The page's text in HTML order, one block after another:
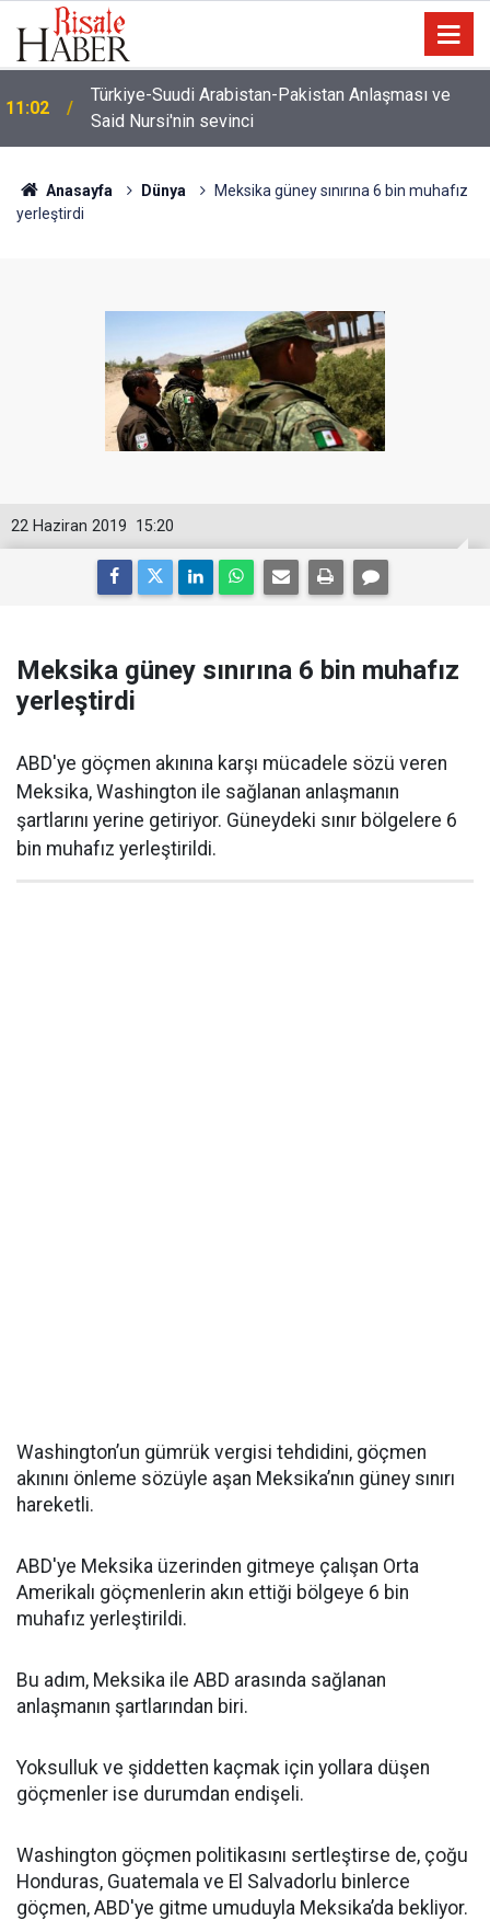
10:22
İmamdan, hutbe sırasında telefonla oynayan
cemaate tepki: Aşağı ineceğim!
Anasayfa Dünya
Meksika güney sınırına 6 bin muhafız
yerleştirdi
15:20
22 Haziran 2019
Meksika güney sınırına 6 bin muhafız
yerleştirdi
ABD'ye göçmen akınına karşı mücadele sözü veren
Meksika, Washington ile sağlanan anlaşmanın
şartlarını yerine getiriyor. Güneydeki sınır bölgelere 6
bin muhafız yerleştirildi.
Washington’un gümrük vergisi tehdidini, göçmen
akınını önleme sözüyle aşan Meksika’nın güney sınırı
hareketli.
ABD'ye Meksika üzerinden gitmeye çalışan Orta
Amerikalı göçmenlerin akın ettiği bölgeye 6 bin
muhafız yerleştirildi.
Bu adım, Meksika ile ABD arasında sağlanan
anlaşmanın şartlarından biri.
Yoksulluk ve şiddetten kaçmak için yollara düşen
göçmenler ise durumdan endişeli.
Washington göçmen politikasını sertleştirse de, çoğu
Honduras, Guatemala ve El Salvadorlu binlerce
göçmen, ABD'ye gitme umuduyla Meksika’da bekliyor.